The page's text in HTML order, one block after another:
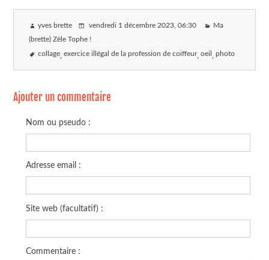
yves brette vendredi 1 décembre 2023, 06:30 Ma
(brette) Zèle Tophe !
collage exercice illégal de la profession de coiffeur oeil photo
Ajouter un commentaire
Nom ou pseudo :
Adresse email :
Site web (facultatif) :
Commentaire :